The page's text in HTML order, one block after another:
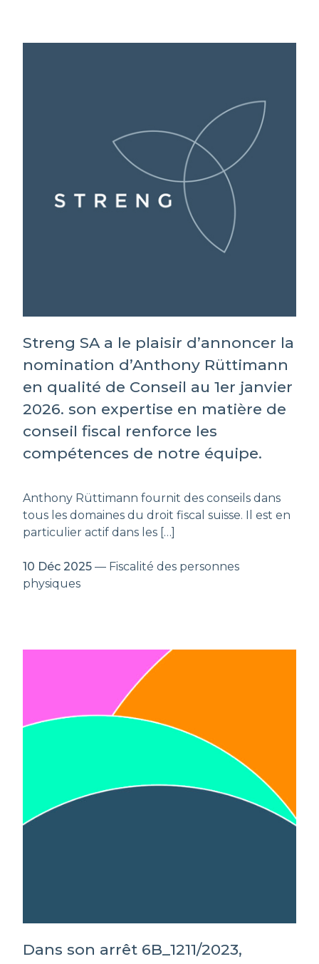
Streng SA a le plaisir d’annoncer la
nomination d’Anthony Rüttimann
en qualité de Conseil au 1er janvier
2026. son expertise en matière de
conseil fiscal renforce les
compétences de notre équipe.
Anthony Rüttimann fournit des conseils dans
tous les domaines du droit fiscal suisse. Il est en
particulier actif dans les […]
10 Déc 2025 — Fiscalité des personnes
physiques
Dans son arrêt 6B_1211/2023,